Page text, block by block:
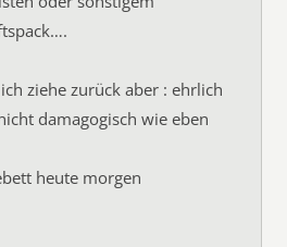
ziehe zurück aber : ehrlich
damagogisch wie eben
heute morgen